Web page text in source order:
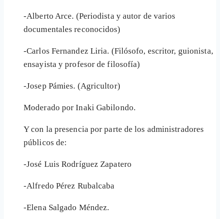
-Alberto Arce. (Periodista y autor de varios
documentales reconocidos)
-Carlos Fernandez Liria. (Filósofo, escritor, guionista,
ensayista y profesor de filosofía)
-Josep Pámies. (Agricultor)
Moderado por Inaki Gabilondo.
Y con la presencia por parte de los administradores
públicos de:
-José Luis Rodríguez Zapatero
-Alfredo Pérez Rubalcaba
-Elena Salgado Méndez.